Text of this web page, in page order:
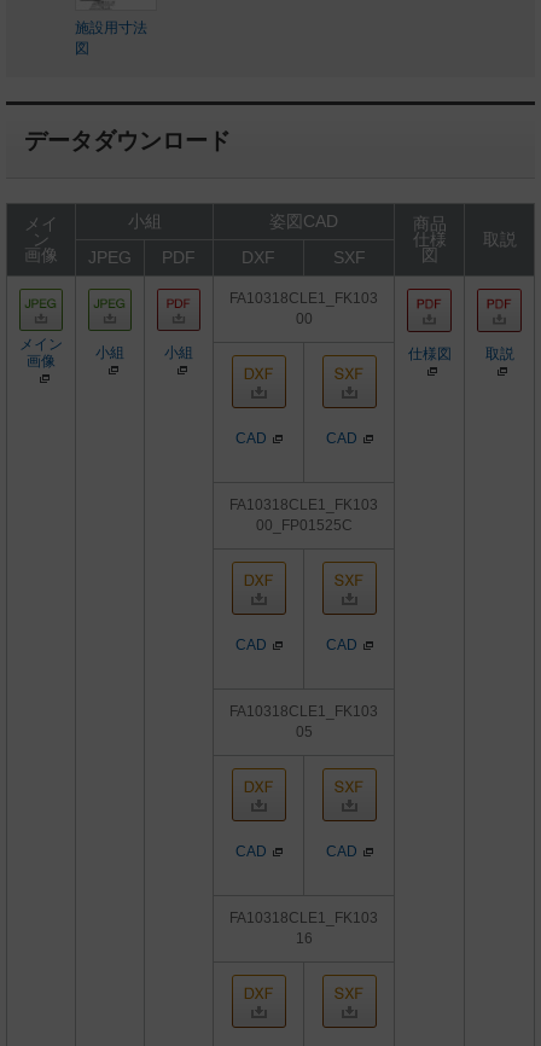
施設用寸法
図
データダウンロード
メイ
ン
画像
小組 姿図CAD
商品
仕様
図
取説
JPEG
PDF DXF SXF
メイン
画像
小組 小組
FA10318CLE1_FK103
00
仕様図 取説
CAD CAD
FA10318CLE1_FK103
00_FP01525C
CAD CAD
FA10318CLE1_FK103
05
CAD CAD
FA10318CLE1_FK103
16